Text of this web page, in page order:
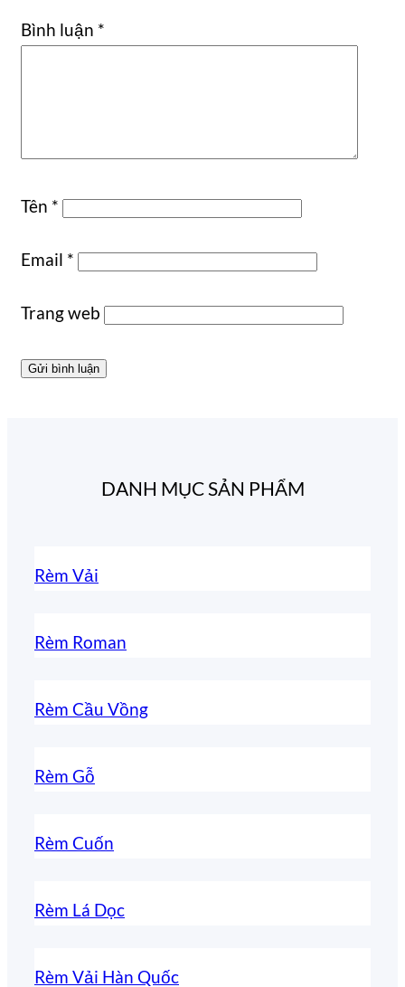
Bình luận *
Tên *
Email *
Trang web
DANH MỤC SẢN PHẨM
Rèm Vải
Rèm Roman
Rèm Cầu Vồng
Rèm Gỗ
Rèm Cuốn
Rèm Lá Dọc
Rèm Vải Hàn Quốc